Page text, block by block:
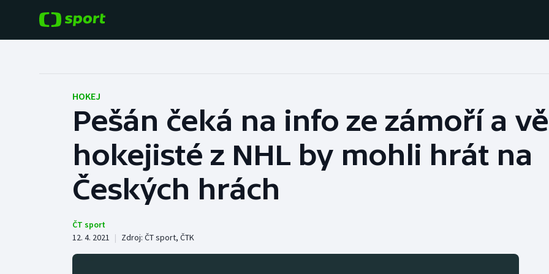
Hokej
Tenis
Atletika
Baseball a softbal
Basketbal
Biatlon
Jezdectví
Judo
Rychlobruslení
Rychlostní
kanoistika
HOKEJ
Pešán čeká na info ze zámoří a
hokejisté z NHL by mohli hrát na
Českých hrách
ČT sport
12. 4. 2021 | Zdroj: ČT sport, ČTK